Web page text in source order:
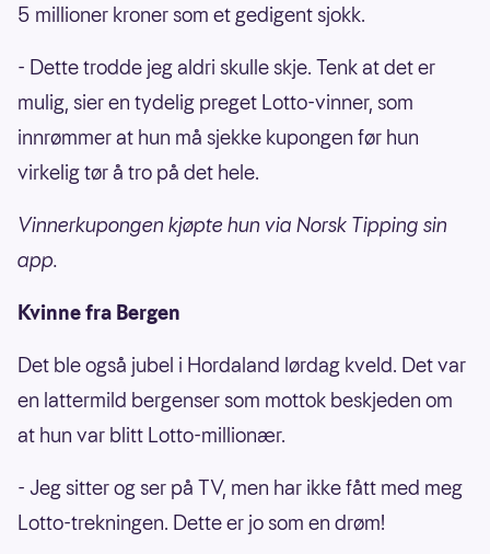
5 millioner kroner som et gedigent sjokk.
- Dette trodde jeg aldri skulle skje. Tenk at det er
mulig, sier en tydelig preget Lotto-vinner, som
innrømmer at hun må sjekke kupongen før hun
virkelig tør å tro på det hele.
Vinnerkupongen kjøpte hun via Norsk Tipping sin
app.
Kvinne fra Bergen
Det ble også jubel i Hordaland lørdag kveld. Det var
en lattermild bergenser som mottok beskjeden om
at hun var blitt Lotto-millionær.
- Jeg sitter og ser på TV, men har ikke fått med meg
Lotto-trekningen. Dette er jo som en drøm!